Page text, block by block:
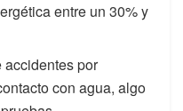
entre un 30% y
por
con agua, algo